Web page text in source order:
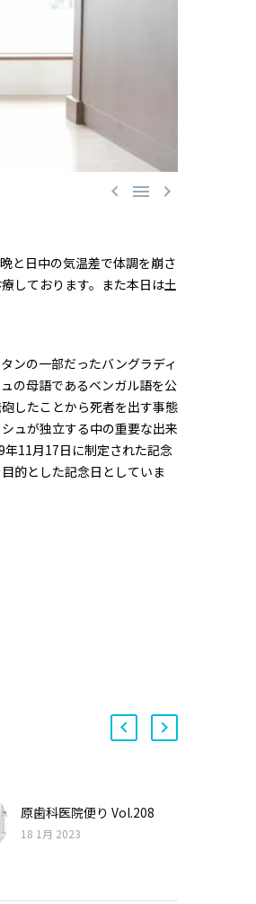
  
と日中の気温差で体調を崩さ
しております。また本日は土
ンの一部だったバングラディ
の母語であるベンガル語を公
したことから死者を出す事態
ュが独立する中の重要な出来
11月17日に制定された記念
的とした記念日としていま
原歯科医院便り Vol.208
18 1月 2023